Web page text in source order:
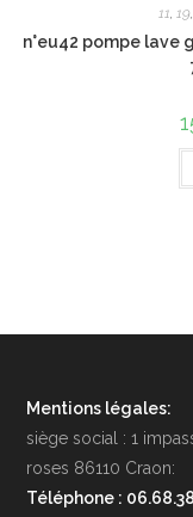
11, 19,
n°eu42 pompe lave
Mentions légales:
siège social : 1
roses 86110 Craon:
Téléphone :